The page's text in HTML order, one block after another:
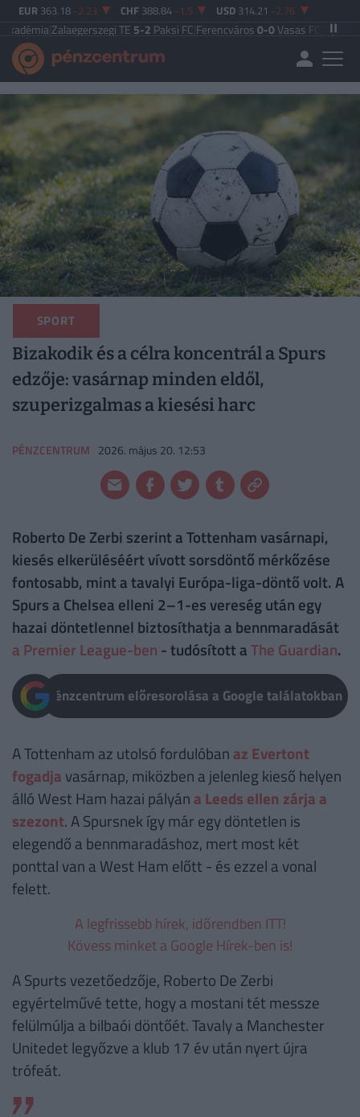
EUR 363.18 -2.23 CHF 388.84 -1.5 USD 314.21 -2.76
Zalaegerszegi TE5-2Paksi FC|Ferencváros0-0Vasas FC|Győri ETO FC
SPORT
Bizakodik és a célra koncentrál a Spurs
edzője: vasárnap minden eldől,
szuperizgalmas a kiesési harc
PÉNZCENTRUM 2026. május 20. 12:53
Roberto De Zerbi szerint a Tottenham vasárnapi,
kiesés elkerüléséért vívott sorsdöntő mérkőzése
fontosabb, mint a tavalyi Európa-liga-döntő volt. A
Spurs a Chelsea elleni 2–1-es vereség után egy
hazai döntetlennel biztosíthatja a bennmaradását
a Premier League-ben - tudósított aThe Guardian.
Pénzcentrum előresorolása a Google találatokban
A Tottenham az utolsó fordulóban az Evertont
fogadja vasárnap, miközben a jelenleg kieső helyen
álló West Ham hazai pályán a Leeds ellen zárja a
szezont. A Spursnek így már egy döntetlen is
elegendő a bennmaradáshoz, mert most két
ponttal van a West Ham előtt - és ezzel a vonal
felett.
A legfrissebb hírek, időrendben ITT!
Kövess minket a Google Hírek-ben is!
A Spurts vezetőedzője, Roberto De Zerbi
egyértelművé tette, hogy a mostani tét messze
felülmúlja a bilbaói döntőét. Tavaly a Manchester
Unitedet legyőzve a klub 17 év után nyert újra
trófeát.